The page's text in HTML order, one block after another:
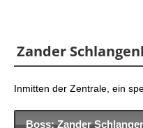
Zander
Inmitten der Zentrale, ein
Boss: Zander